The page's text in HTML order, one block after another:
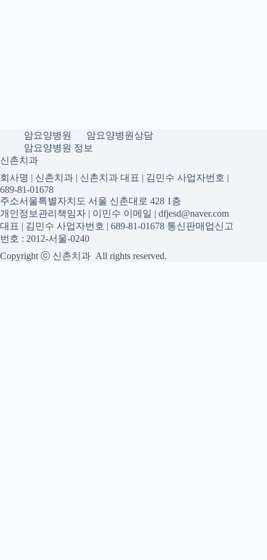
암요양병원
암요양병원상담
암요양병원 정보
신촌치과
회사명 | 신촌치과 | 신촌치과 대표 | 김민수 사업자번호 |
689-81-01678
주소서울특별자치도 서울 신촌대로 428 1층
개인정보관리책임자 | 이민수 이메일 | dfjesd@naver.com
대표 | 김민수 사업자번호 | 689-81-01678 통신판매업신고
번호 : 2012-서울-0240
Copyright ⓒ 신촌치과 All rights reserved.